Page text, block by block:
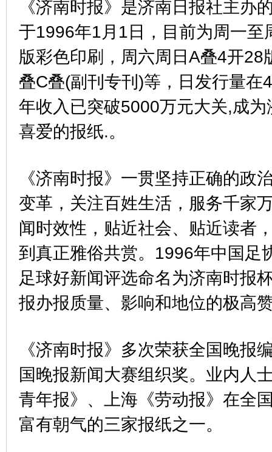
《济南时报》是济南日报社主办
于1996年1月1日，目前为周一至
版彩色印刷，周六周日A叠4开28
叠C叠(副刊专刊)等，日发行量在
年收入已突破5000万元大关,成
喜爱的报纸.。
《济南时报》一贯坚持正确的政
变革，关注百姓生活，服务千家
闻时效性，贴近社会、贴近读者
到真正雅俗共赏。1996年中国足
足球好新闻评选命名为济南时报
报办报质量、影响和地位的极高
《济南时报》多次荣获全国晚报
国晚报新闻大赛组织奖。业内人
青年报》、上海《劳动报》在全
富有朝气的三家报纸之一。